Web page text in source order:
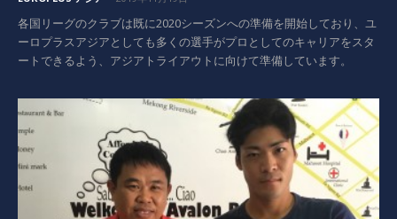
各国リーグのクラブは既に2020シーズンへの準備を開始しており、ユ
ーロプラスアジアとしても多くの選手がプロとしてのキャリアをスタ
ートできるよう、アジアトライアウトに向けて準備しています。